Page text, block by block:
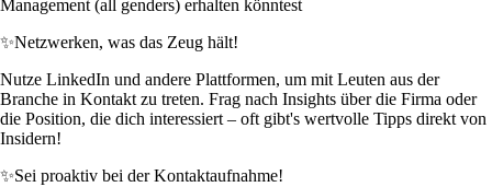
Management (all genders) erhalten könntest
✨Netzwerken, was das Zeug hält!
Nutze LinkedIn und andere Plattformen, um mit Leuten aus der
Branche in Kontakt zu treten. Frag nach Insights über die Firma oder
die Position, die dich interessiert – oft gibt's wertvolle Tipps direkt von
Insidern!
✨Sei proaktiv bei der Kontaktaufnahme!